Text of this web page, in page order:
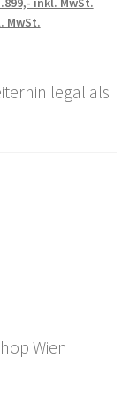
MwSt.
legal als
Wien